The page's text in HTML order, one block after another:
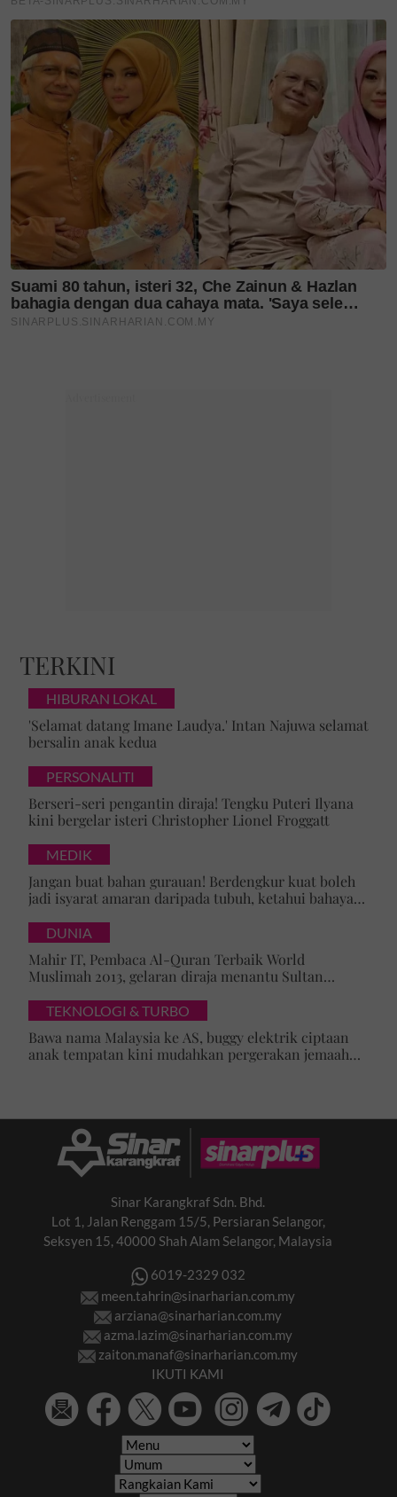
TERKINI
HIBURAN LOKAL
'Selamat datang Imane Laudya.' Intan Najuwa selamat
bersalin anak kedua
PERSONALITI
Berseri-seri pengantin diraja! Tengku Puteri Ilyana
kini bergelar isteri Christopher Lionel Froggatt
MEDIK
Jangan buat bahan gurauan! Berdengkur kuat boleh
jadi isyarat amaran daripada tubuh, ketahui bahaya
DUNIA
Mahir IT, Pembaca Al-Quran Terbaik World
Muslimah 2013, gelaran diraja menantu Sultan
merta
TEKNOLOGI & TURBO
Bawa nama Malaysia ke AS, buggy elektrik ciptaan
anak tempatan kini mudahkan pergerakan jemaah
Sinar Karangkraf Sdn. Bhd.
Lot 1, Jalan Renggam 15/5, Persiaran Selangor,
Seksyen 15, 40000 Shah Alam Selangor, Malaysia
6019-2329 032
meen.tahrin@sinarharian.com.my
arziana@sinarharian.com.my
azma.lazim@sinarharian.com.my
zaiton.manaf@sinarharian.com.my
IKUTI KAMI